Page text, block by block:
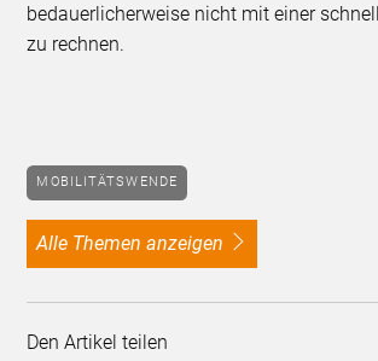
bedauerlicherweise nicht mit einer
zu rechnen.
MOBILITÄTSWENDE
alle Themen anzeigen
Den Artikel teilen